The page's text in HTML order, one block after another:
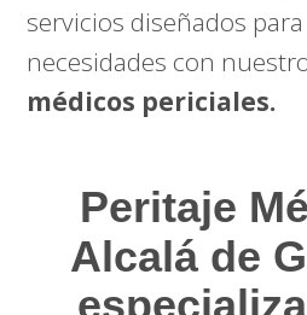
servicios diseñados
necesidades con
médicos periciales.
Peritaje
Alcalá de